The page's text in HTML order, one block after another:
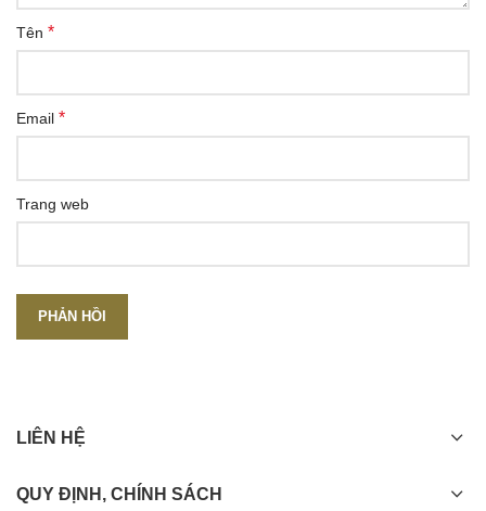
Tên *
Email *
Trang web
LIÊN HỆ
QUY ĐỊNH, CHÍNH SÁCH